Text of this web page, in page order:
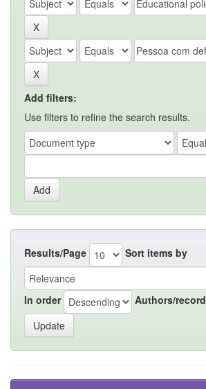
Add filters:
Use filters to refine the search results.
Results/Page Sort items by
In order Authors/record